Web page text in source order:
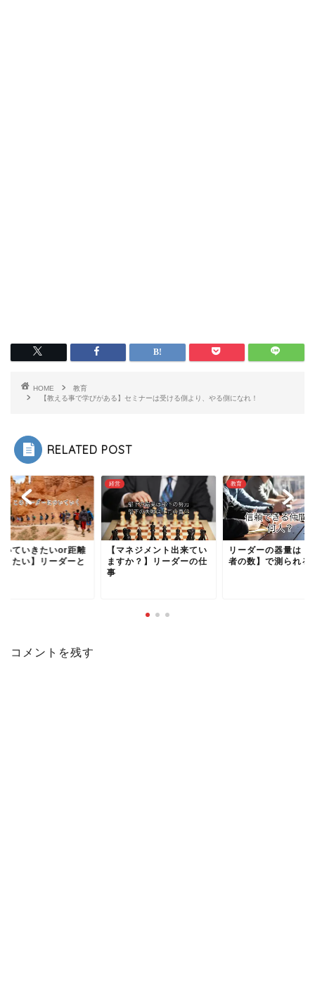
HOME
教育
【教える事で学びがある】セミナーは受ける側より、やる側になれ！
RELATED POST
いていきたいor距離
きたい】リーダーと
経営
【マネジメント出来てい
ますか？】リーダーの仕
事
教育
リーダーの器量は【
者の数】で測られる
コメントを残す